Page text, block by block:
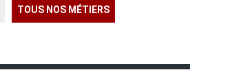
TOUS NOS MÉTIERS